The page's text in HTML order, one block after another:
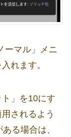
ーマル」メニ
れます。
ト」を10にす
されるよう
る場合は、